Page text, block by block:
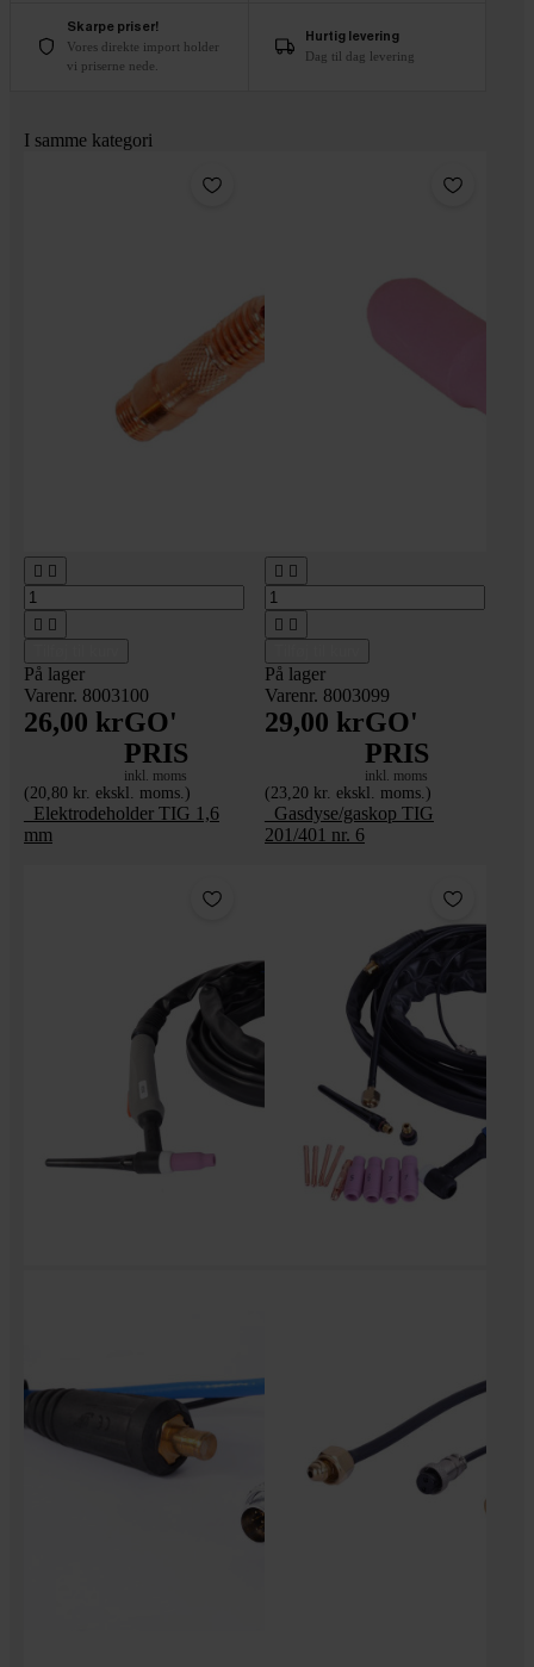
Skarpe priser!
Vores direkte import holder
vi priserne nede.
Hurtig levering
Dag til dag levering
I samme kategori
 
 
På lager
Varenr. 8003100
26,00 krGO'
PRIS
inkl. moms
(20,80 kr. ekskl. moms.)
_Elektrodeholder TIG 1,6
mm
 
 
På lager
Varenr. 8003099
29,00 krGO'
PRIS
inkl. moms
(23,20 kr. ekskl. moms.)
_Gasdyse/gaskop TIG
201/401 nr. 6